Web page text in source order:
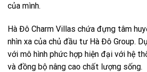
của mình.
Hà Đô Charm Villas chứa đựng tâm
nhìn xa của chủ đầu tư Hà Đô Group.
với mô hình phức hợp hiện đại với hệ
và đồng bộ nâng cao chất lượng sống.